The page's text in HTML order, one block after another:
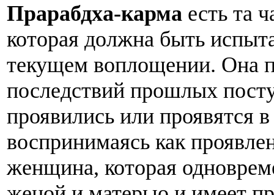
Прарабдха-карма есть та
которая должна быть
текущем воплощении. Она
последствий прошлых
проявились или проявятся
воспринимаясь как
женщина, которая